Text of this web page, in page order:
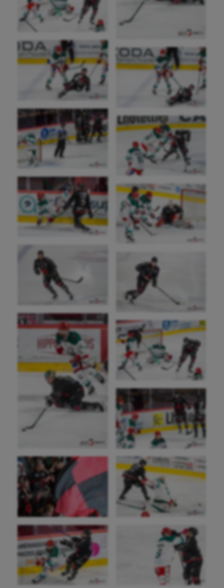
Aéronautique
Athlétisme
Auto
Aviron
Balle à la main
Billard
Boules lyonnaises
Canoë-kayak
Cerf Volant
Cheerleading
Course à pied